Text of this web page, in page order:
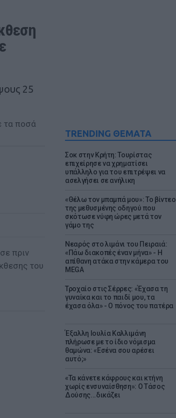
TRENDING ΘΕΜΑΤΑ
Σοκ στην Κρήτη: Τουρίστας
επιχείρησε να χρηματίσει
υπάλληλο για του επιτρέψει να
ασελγήσει σε ανήλικη
«Θέλω τον μπαμπά μου»: Το βίντεο
της μεθυσμένης οδηγού που
σκότωσε νύφη ώρες μετά τον
γάμο της
Νεαρός στο λιμάνι του Πειραιά:
«Πάω διακοπές έναν μήνα» - Η
απίθανη ατάκα στην κάμερα του
MEGA
Τροχαίο στις Σέρρες: «Έχασα τη
γυναίκα και το παιδί μου, τα
έχασα όλα» - Ο πόνος του πατέρα
Έξαλλη Ιουλία Καλλιμάνη
πλήρωσε με το ίδιο νόμισμα
θαμώνα: «Εσένα σου αρέσει
αυτό;»
«Τα κάνετε κάφρους και κτήνη
χωρίς ενσυναίσθηση»: Ο Τάσος
Δούσης...δικάζει
25
πριν
του